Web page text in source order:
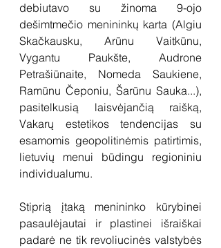
debiutavo su žinoma 9-ojo
dešimtmečio menininkų karta (Algiu
Skačkausku, Arūnu Vaitkūnu,
Vygantu Paukšte, Audrone
Petrašiūnaite, Nomeda Saukiene,
Ramūnu Čeponiu, Šarūnu Sauka...),
pasitelkusią laisvėjančią raišką,
Vakarų estetikos tendencijas su
esamomis geopolitinėmis patirtimis,
lietuvių menui būdingu regioniniu
individualumu.
Stiprią įtaką menininko kūrybinei
pasaulėjautai ir plastinei išraiškai
padarė ne tik revoliucinės valstybės